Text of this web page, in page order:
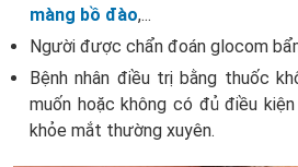
màng bồ đào,...
Người được chẩn đoán glocom
Bệnh nhân điều trị bằng thuốc
muốn hoặc không có đủ điều
khỏe mắt thường xuyên.